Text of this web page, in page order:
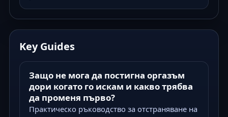
Key Guides
Защо не мога да постигна оргазъм
дори когато го искам и какво трябва
да променя първо?
Практическо ръководство за отстраняване на